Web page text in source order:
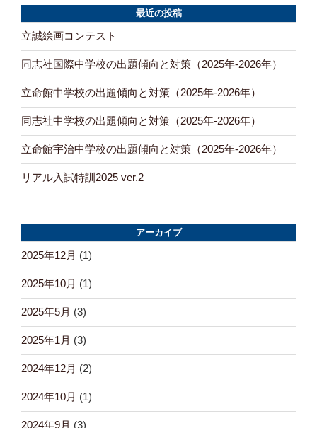
ビ
ゲ
ー
シ
ョ
ン
最近の投稿
立誠絵画コンテスト
同志社国際中学校の出題傾向と対策（2025年-2026年）
立命館中学校の出題傾向と対策（2025年-2026年）
同志社中学校の出題傾向と対策（2025年-2026年）
立命館宇治中学校の出題傾向と対策（2025年-2026年）
リアル入試特訓2025 ver.2
アーカイブ
2025年12月 (1)
2025年10月 (1)
2025年5月 (3)
2025年1月 (3)
2024年12月 (2)
2024年10月 (1)
2024年9月 (3)